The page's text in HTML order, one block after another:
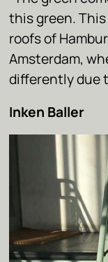
this green.
roofs of
Amsterdam,
differently due
Inken Baller